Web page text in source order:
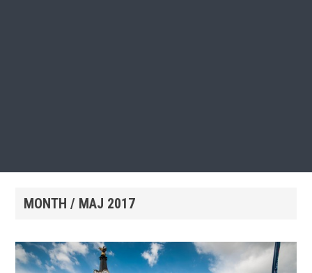
MONTH / MAJ 2017